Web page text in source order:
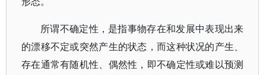
所谓不确定性，是指事物存在和发展中表现出来
的漂移不定或突然产生的状态，而这种状况的产生、
存在通常有随机性、偶然性，即不确定性或难以预测